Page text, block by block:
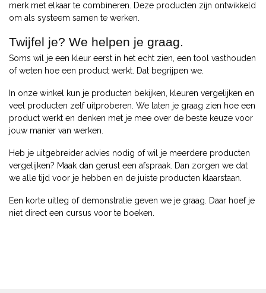
merk met elkaar te combineren. Deze producten zijn ontwikkeld
om als systeem samen te werken.
Twijfel je? We helpen je graag.
Soms wil je een kleur eerst in het echt zien, een tool vasthouden
of weten hoe een product werkt. Dat begrijpen we.
In onze winkel kun je producten bekijken, kleuren vergelijken en
veel producten zelf uitproberen. We laten je graag zien hoe een
product werkt en denken met je mee over de beste keuze voor
jouw manier van werken.
Heb je uitgebreider advies nodig of wil je meerdere producten
vergelijken? Maak dan gerust een afspraak. Dan zorgen we dat
we alle tijd voor je hebben en de juiste producten klaarstaan.
Een korte uitleg of demonstratie geven we je graag. Daar hoef je
niet direct een cursus voor te boeken.